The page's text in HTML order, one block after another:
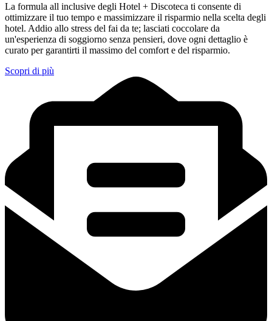
La formula all inclusive degli Hotel + Discoteca ti consente di
ottimizzare il tuo tempo e massimizzare il risparmio nella scelta degli
hotel. Addio allo stress del fai da te; lasciati coccolare da
un'esperienza di soggiorno senza pensieri, dove ogni dettaglio è
curato per garantirti il massimo del comfort e del risparmio.
Scopri di più